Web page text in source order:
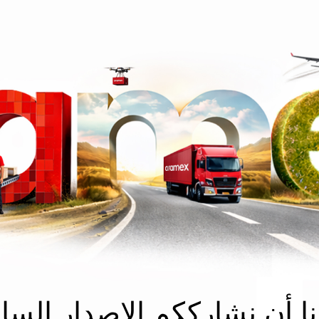
أن نشارككم الإصدار